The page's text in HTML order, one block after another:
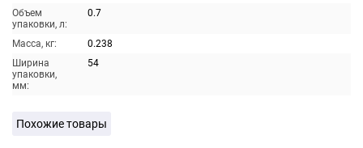
Объем
упаковки, л:
0.7
Масса, кг:
0.238
Ширина
упаковки,
мм:
54
Похожие товары